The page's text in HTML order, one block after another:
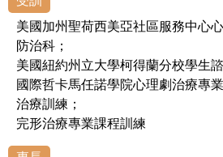
美國加州聖荷西美亞社區服務中心
防治科；
美國紐約州立大學柯得蘭分校學生諮
國際哲卡馬任諾學院心理劇治療專
治療訓練；
完形治療專業課程訓練